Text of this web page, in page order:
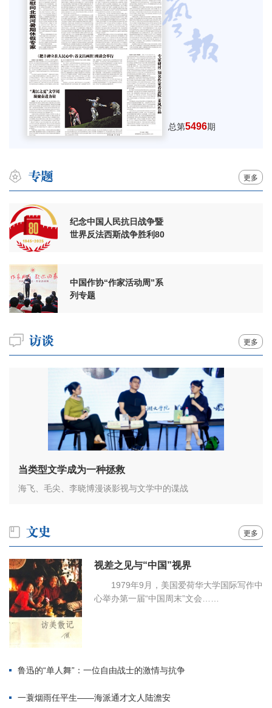
总第5496期
更多
纪念中国人民抗日战争暨
世界反法西斯战争胜利80
中国作协“作家活动周”系
列专题
更多
当类型文学成为一种拯救
海飞、毛尖、李晓博漫谈影视与文学中的谍战
更多
视差之见与“中国”视界
1979年9月，美国爱荷华大学国际写作中
心举办第一届“中国周末”文会……
鲁迅的“单人舞”：一位自由战士的激情与抗争
一蓑烟雨任平生——海派通才文人陆澹安